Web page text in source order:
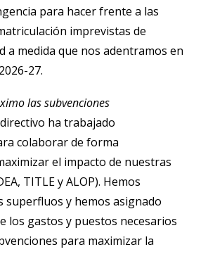
para hacer frente a las
imprevistas de
a medida que nos adentramos en
27.
las subvenciones
ha trabajado
colaborar de forma
el impacto de nuestras
TITLE y ALOP). Hemos
superfluos y hemos asignado
los gastos y puestos necesarios
para maximizar la